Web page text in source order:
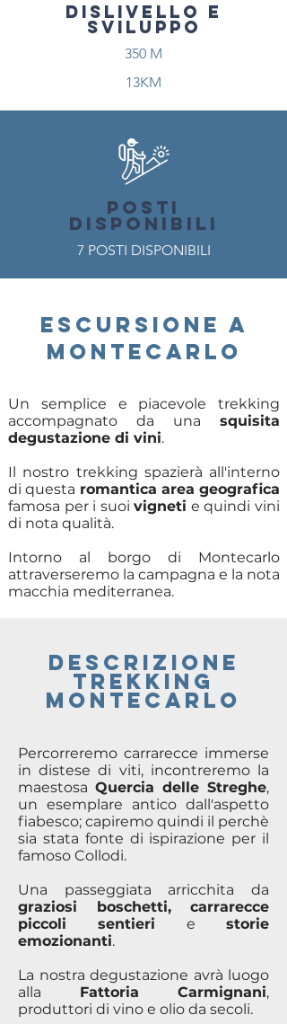
DISLIVELLO E
SVILUPPO
350 M
13KM
POSTI
DISPONIBILI
7 POSTI DISPONIBILI
ESCURSIONE A
MONTECARLO
Un semplice e piacevole trekking
accompagnato da una squisita
degustazione di vini.
Il nostro trekking spazierà all'interno
di questa romantica area geografica
famosa per i suoivigneti e quindi vini
di nota qualità.
Intorno al borgo di Montecarlo
attraverseremo la campagna e la nota
macchia mediterranea.
DESCRIZIONE
TREKKING
montecarlo
Percorreremo carrarecce immerse
in distese di viti, incontreremo la
maestosa Quercia delle Streghe,
un esemplare antico dall'aspetto
fiabesco; capiremo quindi il perchè
sia stata fonte di ispirazione per il
famoso Collodi.
Una passeggiata arricchita da
graziosi boschetti, carrarecce
piccoli sentieri estorie
emozionanti.
La nostra degustazione avrà luogo
alla Fattoria Carmignani,
produttori di vino e olio da secoli.